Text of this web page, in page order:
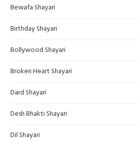
Bewafa Shayari
Birthday Shayari
Bollywood Shayari
Broken Heart Shayari
Dard Shayari
Desh Bhakti Shayari
Dil Shayari